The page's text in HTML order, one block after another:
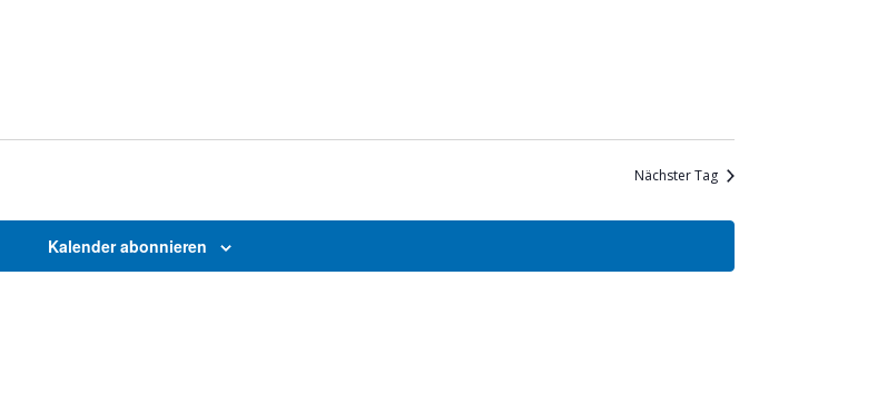
Nächster Tag
Kalender abonnieren